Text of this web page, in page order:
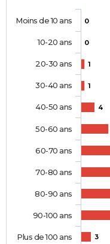
0
0
1
1
4
3
Moins de 10 ans
10-20 ans
20-30 ans
30-40 ans
40-50 ans
50-60 ans
60-70 ans
70-80 ans
80-90 ans
90-100 ans
Plus de 100 ans